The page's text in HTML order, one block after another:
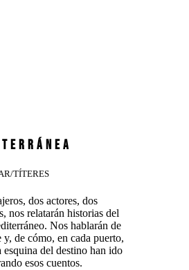
TÍTERES
dos actores, dos
nos relatarán historias del
Nos hablarán de
y, de cómo, en cada puerto,
esquina del destino han ido
esos cuentos.